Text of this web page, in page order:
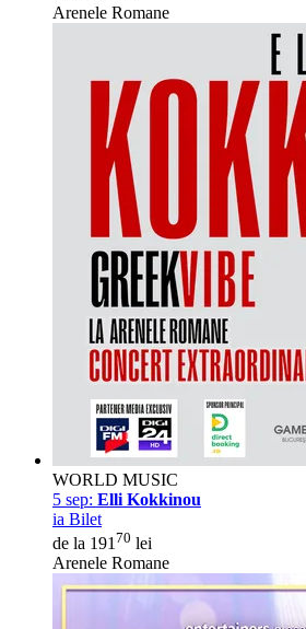
Arenele Romane
WORLD MUSIC
5 sep: Elli Kokkinou
ia Bilet
de la 191 70 lei
Arenele Romane